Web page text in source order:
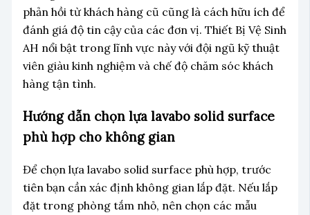
phản hồi từ khách hàng cũ cũng là cách hữu ích để
đánh giá độ tin cậy của các đơn vị. Thiết Bị Vệ Sinh
AH nổi bật trong lĩnh vực này với đội ngũ kỹ thuật
viên giàu kinh nghiệm và chế độ chăm sóc khách
hàng tận tình.
Hướng dẫn chọn lựa lavabo solid surface
phù hợp cho không gian
Để chọn lựa lavabo solid surface phù hợp, trước
tiên bạn cần xác định không gian lắp đặt. Nếu lắp
đặt trong phòng tắm nhỏ, nên chọn các mẫu